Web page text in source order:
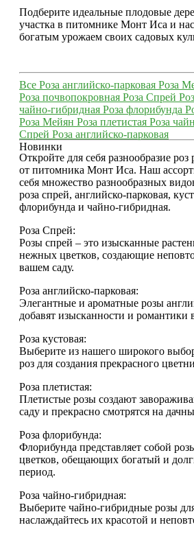
Подберите идеальные плодовые
участка в питомнике Монт Иса и
богатым урожаем своих садовых
Все Роза английско-парковая Роза
Роза почвопокровная Роза Спрей
чайно-гибридная Роза флорибунда
Роза Мейян Роза плетистая Роза
Спрей Роза английско-парковая
Новинки
Откройте для себя разнообразие роз
от питомника Монт Иса. Наш
себя множество разнообразных
роза спрей, английско-парковая,
флорибунда и чайно-гибридная.
Роза Спрей:
Розы спрей – это изысканные
нежных цветков, создающие
вашем саду.
Роза английско-парковая:
Элегантные и ароматные розы
добавят изысканности и романтики
Роза кустовая:
Выберите из нашего широкого
роз для создания прекрасного
Роза плетистая:
Плетистые розы создают
саду и прекрасно смотрятся на
Роза флорибунда:
Флорибунда представляет собой
цветков, обещающих богатый и
период.
Роза чайно-гибридная:
Выберите чайно-гибридные розы
наслаждайтесь их красотой и